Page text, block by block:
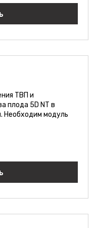
ТВП и
плода 5D NT в
Необходим модуль